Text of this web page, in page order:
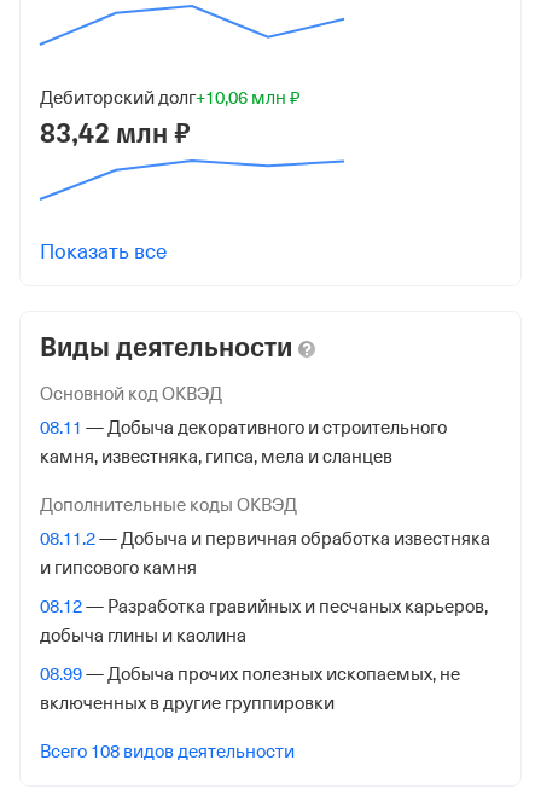
1169102056034
от 9 февраля 2016
КПП
910901001
Регистрация ФНС
Дата регистрации
Управление Федеральной Налоговой Службы по
Республике Крым
Адрес налоговой
295006, Крым Респ, Симферополь гор., Александра
Невского ул. Д 29,
Внебюджетные фонды
Регистрационный номер в ПФР
1114001827
Дата регистрации
11 февраля 2016
Дебиторский долг+10,06 млн ₽
83,42 млн ₽
Показать все
Виды деятельности
Основной код ОКВЭД
08.11 — Добыча декоративного и строительного
камня, известняка, гипса, мела и сланцев
Дополнительные коды ОКВЭД
08.11.2— Добыча и первичная обработка известняка
и гипсового камня
08.12— Разработка гравийных и песчаных карьеров,
добыча глины и каолина
08.99— Добыча прочих полезных ископаемых, не
включенных в другие группировки
Всего 108 видов деятельности